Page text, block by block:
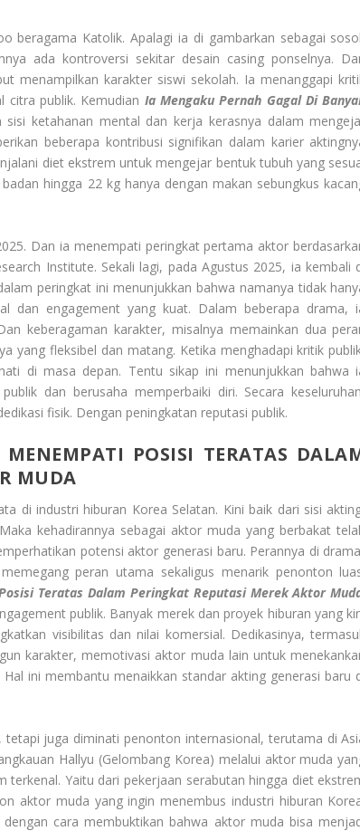
beragama Katolik. Apalagi ia di gambarkan sebagai
ada kontroversi sekitar desain casing ponselnya.
menampilkan karakter siswi sekolah. Ia menanggapi
citra publik. Kemudian Ia Mengaku Pernah Gagal Di
sisi ketahanan mental dan kerja kerasnya dalam
beberapa kontribusi signifikan dalam karier
diet ekstrem untuk mengejar bentuk tubuh yang
hingga 22 kg hanya dengan makan sebungkus
Dan ia menempati peringkat pertama aktor
Institute. Sekali lagi, pada Agustus 2025, ia kembali
peringkat ini menunjukkan bahwa namanya tidak
dan engagement yang kuat. Dalam beberapa drama,
keberagaman karakter, misalnya memainkan dua
yang fleksibel dan matang. Ketika menghadapi kritik
di masa depan. Tentu sikap ini menunjukkan bahwa
dan berusaha memperbaiki diri. Secara
fisik. Dengan peningkatan reputasi publik.
POSISI TERATAS
MUDA
di industri hiburan Korea Selatan. Kini baik dari sisi
kehadirannya sebagai aktor muda yang berbakat
potensi aktor generasi baru. Perannya di
peran utama sekaligus menarik penonton
Teratas Dalam Peringkat Reputasi Merek Aktor
publik. Banyak merek dan proyek hiburan yang
visibilitas dan nilai komersial. Dedikasinya,
karakter, memotivasi aktor muda lain untuk
ini membantu menaikkan standar akting generasi baru
juga diminati penonton internasional, terutama di
Hallyu (Gelombang Korea) melalui aktor muda
terkenal. Yaitu dari pekerjaan serabutan hingga diet
aktor muda yang ingin menembus industri hiburan
dengan cara membuktikan bahwa aktor muda bisa